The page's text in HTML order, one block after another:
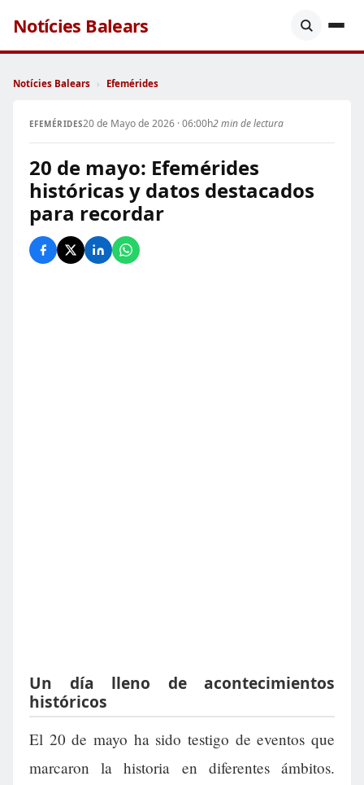
Notícies Balears
Notícies Balears › Efemérides
EFEMÉRIDES20 de Mayo de 2026 · 06:00h2 min de lectura
20 de mayo: Efemérides
históricas y datos destacados
para recordar
Un día lleno de acontecimientos
históricos
El 20 de mayo ha sido testigo de eventos que
marcaron la historia en diferentes ámbitos.